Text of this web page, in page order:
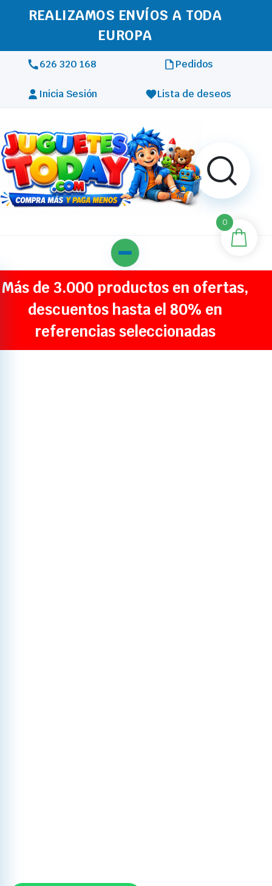
REALIZAMOS ENVÍOS A TODA
EUROPA
626 320 168 Pedidos
Inicia Sesión Lista de deseos
Más de 3.000 productos en ofertas,
descuentos hasta el 80% en
referencias seleccionadas
0